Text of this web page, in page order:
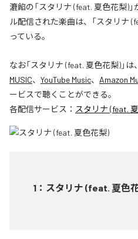
漉餡の「スタリナ (feat. 夏色花梨)
ル配信された楽曲は、「スタリナ
っている。
なお「スタリナ (feat. 夏色花梨)」は、
MUSIC、 YouTube Music、 Amazon
ービスで聴くことができる。
各配信サービス： スタリナ (feat.
1 ： スタリナ (feat. 夏色